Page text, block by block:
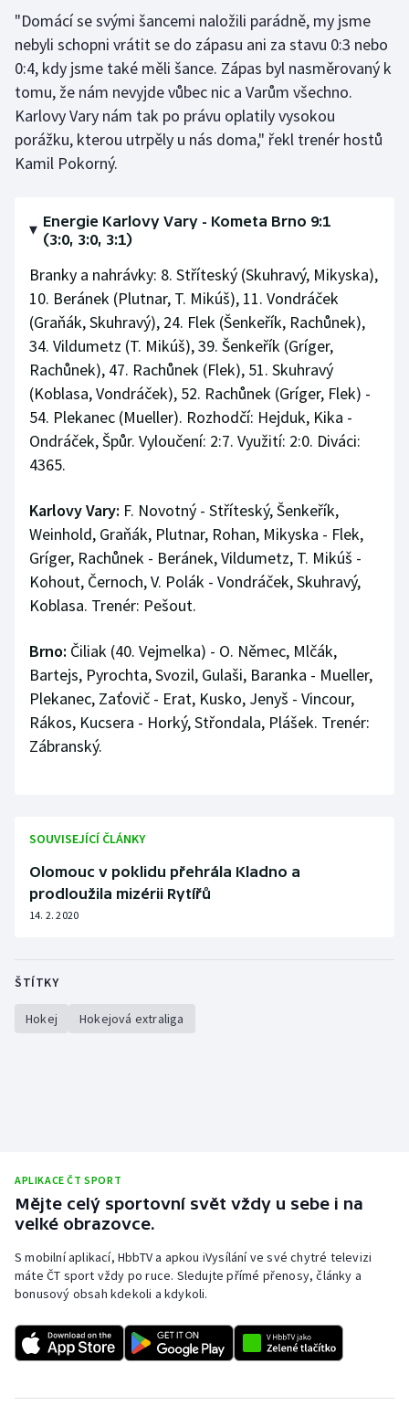
"Domácí se svými šancemi naložili parádně, my jsme
nebyli schopni vrátit se do zápasu ani za stavu 0:3 nebo
0:4, kdy jsme také měli šance. Zápas byl nasměrovaný k
tomu, že nám nevyjde vůbec nic a Varům všechno.
Karlovy Vary nám tak po právu oplatily vysokou
porážku, kterou utrpěly u nás doma," řekl trenér hostů
Kamil Pokorný.
Energie Karlovy Vary - Kometa Brno 9:1
(3:0, 3:0, 3:1)
Branky a nahrávky: 8. Stříteský (Skuhravý, Mikyska),
10. Beránek (Plutnar, T. Mikúš), 11. Vondráček
(Graňák, Skuhravý), 24. Flek (Šenkeřík, Rachůnek),
34. Vildumetz (T. Mikúš), 39. Šenkeřík (Gríger,
Rachůnek), 47. Rachůnek (Flek), 51. Skuhravý
(Koblasa, Vondráček), 52. Rachůnek (Gríger, Flek) -
54. Plekanec (Mueller). Rozhodčí: Hejduk, Kika -
Ondráček, Špůr. Vyloučení: 2:7. Využití: 2:0. Diváci:
4365.
Karlovy Vary: F. Novotný - Stříteský, Šenkeřík,
Weinhold, Graňák, Plutnar, Rohan, Mikyska - Flek,
Gríger, Rachůnek - Beránek, Vildumetz, T. Mikúš -
Kohout, Černoch, V. Polák - Vondráček, Skuhravý,
Koblasa. Trenér: Pešout.
Brno: Čiliak (40. Vejmelka) - O. Němec, Mlčák,
Bartejs, Pyrochta, Svozil, Gulaši, Baranka - Mueller,
Plekanec, Zaťovič - Erat, Kusko, Jenyš - Vincour,
Rákos, Kucsera - Horký, Střondala, Plášek. Trenér:
Zábranský.
SOUVISEJÍCÍ ČLÁNKY
Olomouc v poklidu přehrála Kladno a
prodloužila mizérii Rytířů
14. 2. 2020
ŠTÍTKY
Hokej Hokejová extraliga
APLIKACE ČT SPORT
Mějte celý sportovní svět vždy u sebe i na
velké obrazovce.
S mobilní aplikací, HbbTV a apkou iVysílání ve své chytré televizi
máte ČT sport vždy po ruce. Sledujte přímé přenosy, články a
bonusový obsah kdekoli a kdykoli.